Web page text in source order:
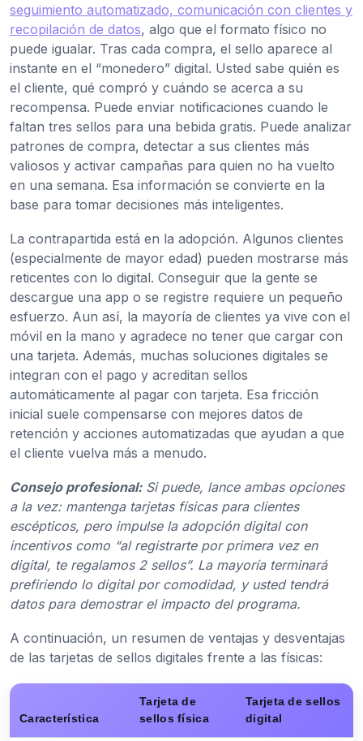
seguimiento automatizado, comunicación con clientes y
recopilación de datos, algo que el formato físico no
puede igualar. Tras cada compra, el sello aparece al
instante en el “monedero” digital. Usted sabe quién es
el cliente, qué compró y cuándo se acerca a su
recompensa. Puede enviar notificaciones cuando le
faltan tres sellos para una bebida gratis. Puede analizar
patrones de compra, detectar a sus clientes más
valiosos y activar campañas para quien no ha vuelto
en una semana. Esa información se convierte en la
base para tomar decisiones más inteligentes.
La contrapartida está en la adopción. Algunos clientes
(especialmente de mayor edad) pueden mostrarse más
reticentes con lo digital. Conseguir que la gente se
descargue una app o se registre requiere un pequeño
esfuerzo. Aun así, la mayoría de clientes ya vive con el
móvil en la mano y agradece no tener que cargar con
una tarjeta. Además, muchas soluciones digitales se
integran con el pago y acreditan sellos
automáticamente al pagar con tarjeta. Esa fricción
inicial suele compensarse con mejores datos de
retención y acciones automatizadas que ayudan a que
el cliente vuelva más a menudo.
Consejo profesional: Si puede, lance ambas opciones
a la vez: mantenga tarjetas físicas para clientes
escépticos, pero impulse la adopción digital con
incentivos como “al registrarte por primera vez en
digital, te regalamos 2 sellos”. La mayoría terminará
prefiriendo lo digital por comodidad, y usted tendrá
datos para demostrar el impacto del programa.
A continuación, un resumen de ventajas y desventajas
de las tarjetas de sellos digitales frente a las físicas:
Característica
Tarjeta de
sellos física
Tarjeta de sellos
digital